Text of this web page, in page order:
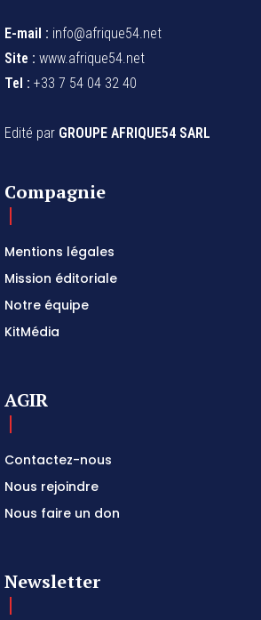
E-mail : info@afrique54.net
Site : www.afrique54.net
Tel : +33 7 54 04 32 40
Edité par GROUPE AFRIQUE54 SARL
Compagnie
Mentions légales
Mission éditoriale
Notre équipe
KitMédia
AGIR
Contactez-nous
Nous rejoindre
Nous faire un don
Newsletter